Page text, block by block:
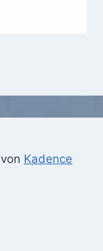
Kadence